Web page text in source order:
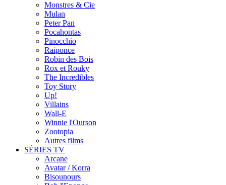
Monstres & Cie
Mulan
Peter Pan
Pocahontas
Pinocchio
Raiponce
Robin des Bois
Rox et Rouky
The Incredibles
Toy Story
Up!
Villains
Wall-E
Winnie l'Ourson
Zootopia
Autres films
SÉRIES TV
Arcane
Avatar / Korra
Bisounours